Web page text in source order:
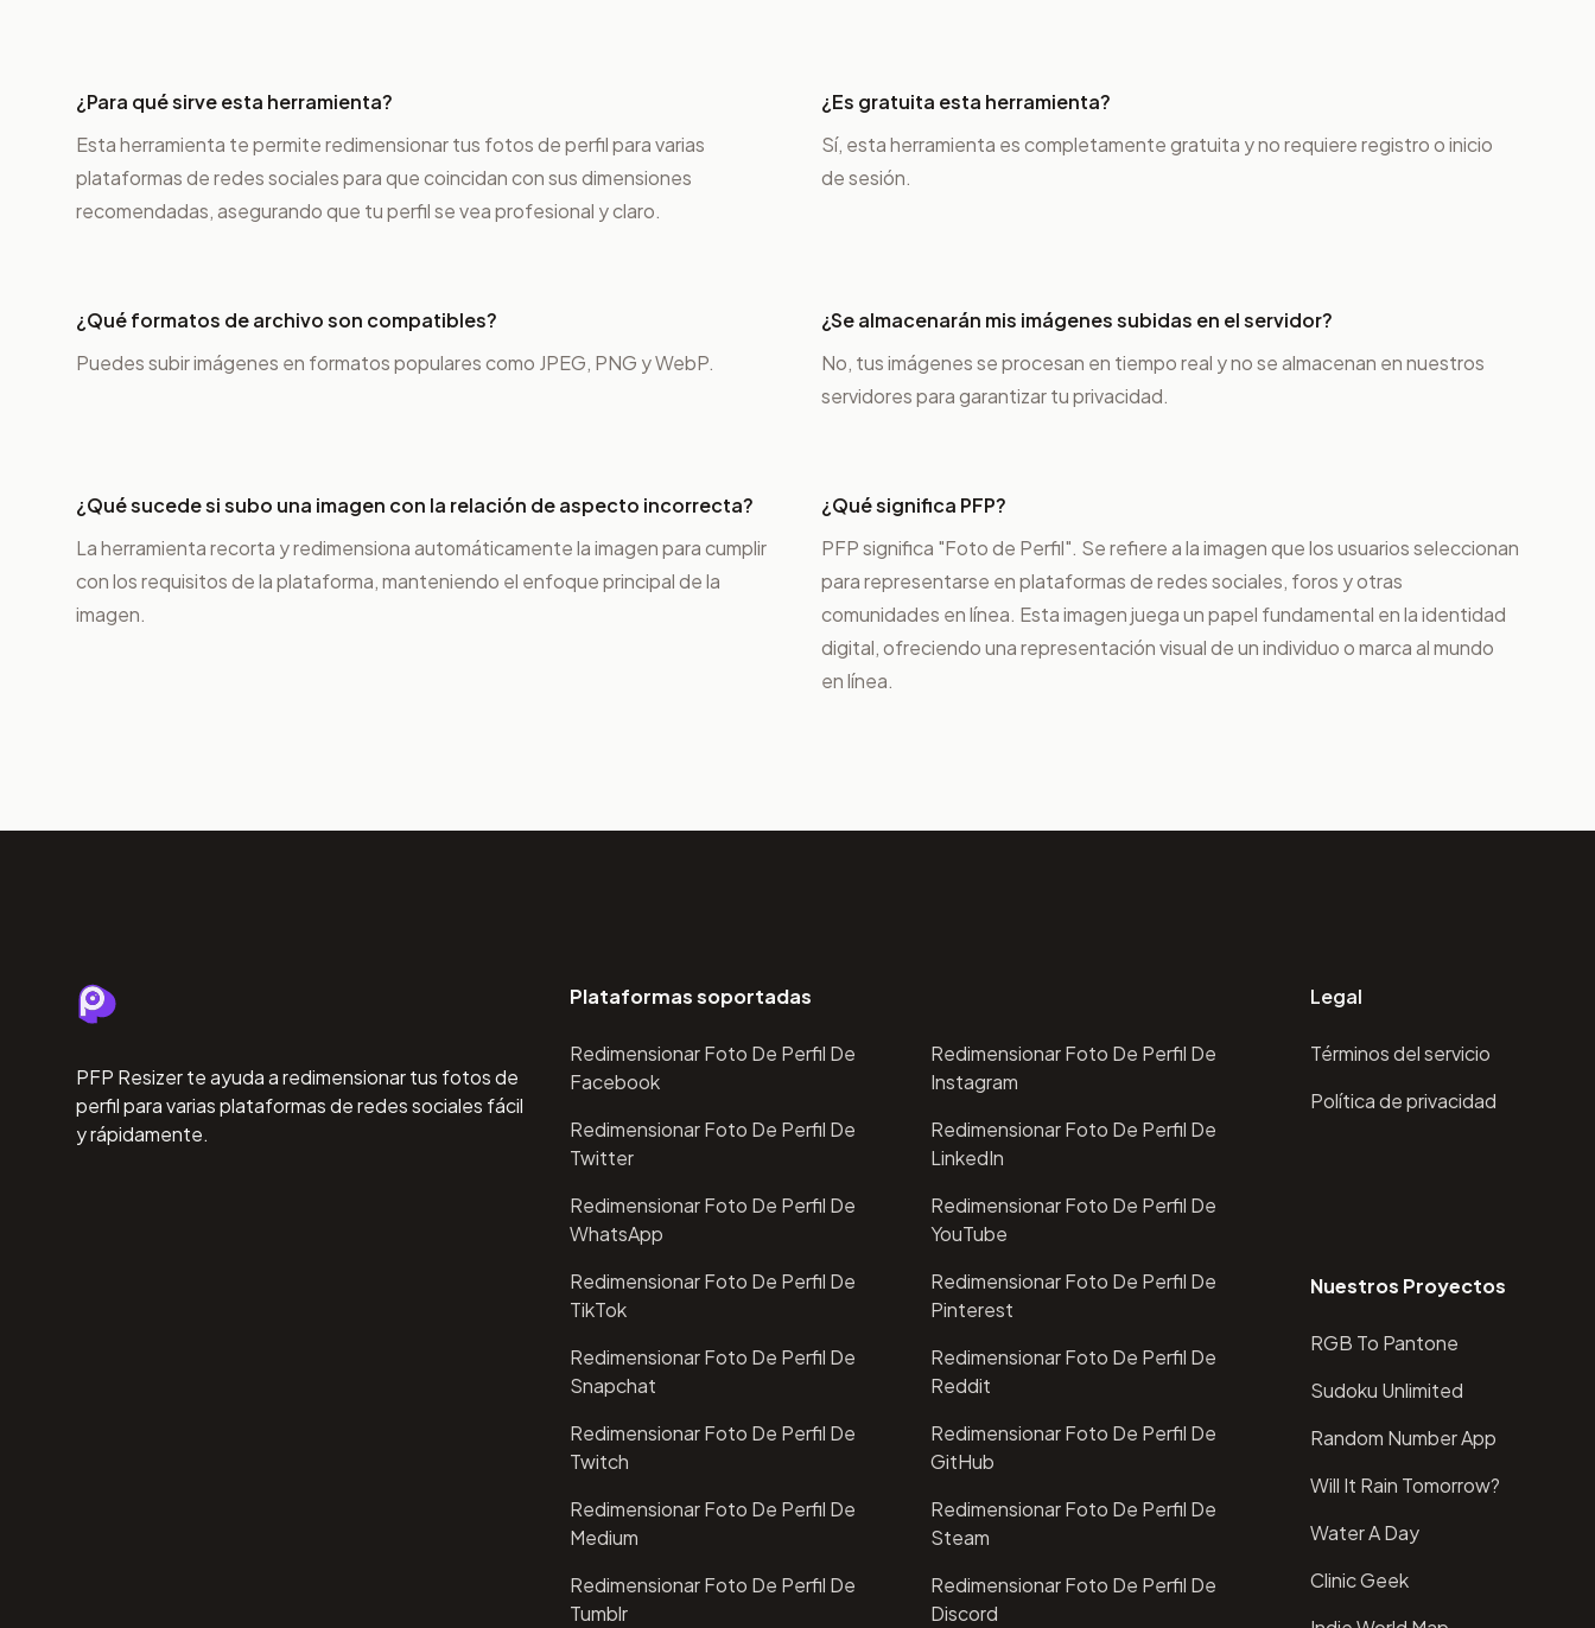
¿Para qué sirve esta herramienta?
Esta herramienta te permite redimensionar tus fotos de perfil para varias
plataformas de redes sociales para que coincidan con sus dimensiones
recomendadas, asegurando que tu perfil se vea profesional y claro.
¿Es gratuita esta herramienta?
Sí, esta herramienta es completamente gratuita y no requiere registro o inicio
de sesión.
¿Qué formatos de archivo son compatibles?
Puedes subir imágenes en formatos populares como JPEG, PNG y WebP.
¿Se almacenarán mis imágenes subidas en el servidor?
No, tus imágenes se procesan en tiempo real y no se almacenan en nuestros
servidores para garantizar tu privacidad.
¿Qué sucede si subo una imagen con la relación de aspecto incorrecta?
La herramienta recorta y redimensiona automáticamente la imagen para cumplir
con los requisitos de la plataforma, manteniendo el enfoque principal de la
imagen.
¿Qué significa PFP?
PFP significa "Foto de Perfil". Se refiere a la imagen que los usuarios seleccionan
para representarse en plataformas de redes sociales, foros y otras
comunidades en línea. Esta imagen juega un papel fundamental en la identidad
digital, ofreciendo una representación visual de un individuo o marca al mundo
en línea.
PFP Resizer te ayuda a redimensionar tus fotos de
perfil para varias plataformas de redes sociales fácil
y rápidamente.
Plataformas soportadas
Redimensionar Foto De Perfil De
Facebook
Redimensionar Foto De Perfil De
Instagram
Redimensionar Foto De Perfil De
Twitter
Redimensionar Foto De Perfil De
LinkedIn
Redimensionar Foto De Perfil De
WhatsApp
Redimensionar Foto De Perfil De
YouTube
Redimensionar Foto De Perfil De
TikTok
Redimensionar Foto De Perfil De
Pinterest
Redimensionar Foto De Perfil De
Snapchat
Redimensionar Foto De Perfil De
Reddit
Redimensionar Foto De Perfil De
Twitch
Redimensionar Foto De Perfil De
GitHub
Redimensionar Foto De Perfil De
Medium
Redimensionar Foto De Perfil De
Steam
Redimensionar Foto De Perfil De
Tumblr
Redimensionar Foto De Perfil De
Discord
Legal
Términos del servicio
Política de privacidad
Nuestros Proyectos
RGB To Pantone
Sudoku Unlimited
Random Number App
Will It Rain Tomorrow?
Water A Day
Clinic Geek